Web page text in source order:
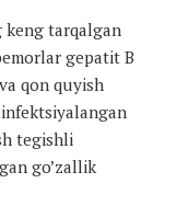
keng tarqalgan
gepatit B
qon quyish
tegishli
go’zallik